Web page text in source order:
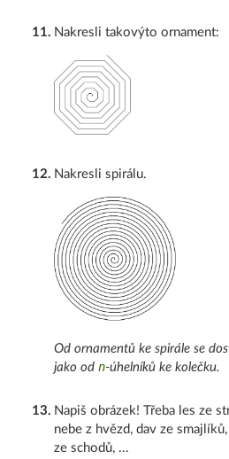
11. Nakresli takovýto ornament:
12. Nakresli spirálu.
Od ornamentů ke spirále se
jako odn-úhelníků ke kolečku.
13. Napiš obrázek! Třeba les ze
nebe z hvězd, dav ze
ze schodů, ...